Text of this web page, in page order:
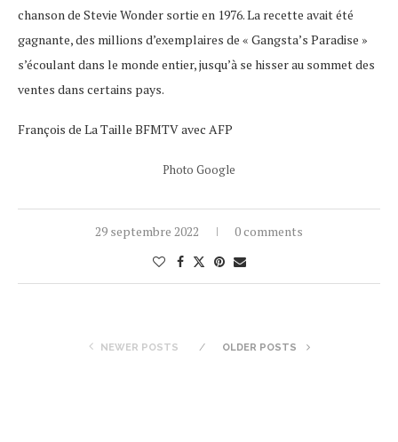
chanson de Stevie Wonder sortie en 1976. La recette avait été
gagnante, des millions d’exemplaires de « Gangsta’s Paradise »
s’écoulant dans le monde entier, jusqu’à se hisser au sommet des
ventes dans certains pays.
François de La Taille BFMTV avec AFP
Photo Google
29 septembre 2022 0 comments
NEWER POSTS OLDER POSTS